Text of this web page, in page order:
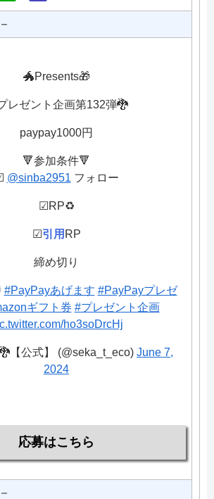
－
🐲Presents🎁
レゼント企画第132弾🐉
paypay1000円
🔻参加条件🔻
@sinba2951 フォロー
︎︎︎︎☑︎RP♻️
︎︎︎︎︎︎☑︎引用 RP
締め切り
#PayPayあげます #PayPayプレゼ
ギフト券 #プレゼント企画
ho3soDrcHj
【公式】 (@seka_t_eco) June 7,
2024
応募はこちら
－